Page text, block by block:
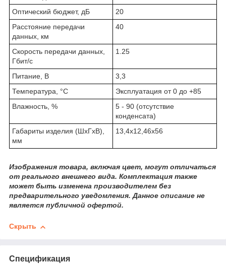
Оптический бюджет, дБ
20
Расстояние передачи
данных, км
40
Скорость передачи данных,
Гбит/с
1.25
Питание, В
3,3
Температура, °C
Эксплуатация от 0 до +85
Влажность, %
5 - 90 (отсутствие
конденсата)
Габариты изделия (ШхГхВ),
мм
13,4х12,46х56
Изображения товара, включая цвет, могут отличаться
от реального внешнего вида. Комплектация также
может быть изменена производителем без
предварительного уведомления. Данное описание не
является публичной офертой.
Скрыть
Спецификация